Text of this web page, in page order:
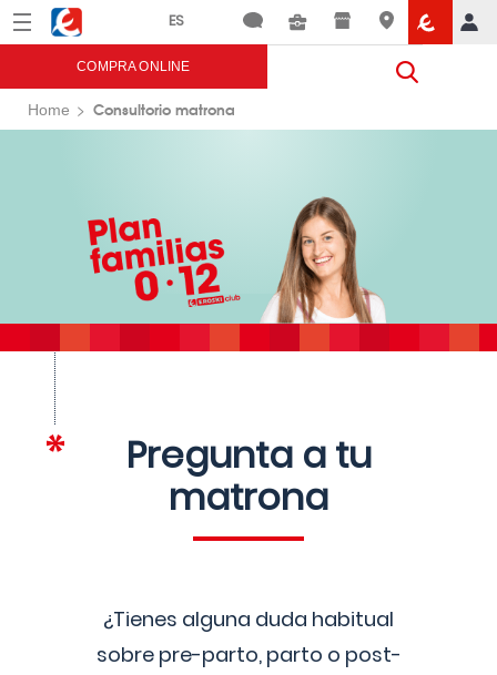
Menú Eroski
COMPRA ONLINE
Home Consultorio matrona
Pregunta a tu
matrona
¿Tienes alguna duda habitual
sobre pre-parto, parto o post-